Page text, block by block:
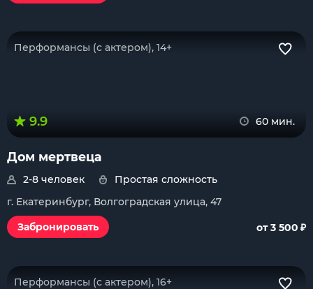
Перформансы (с актером), 14+
9.9 60 мин.
Дом мертвеца
2-8 человек
Простая сложность
г. Екатеринбург, Волгоградская улица, 47
Забронировать
от 3 500 ₽
Перформансы (с актером), 16+